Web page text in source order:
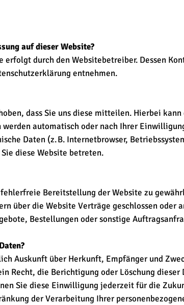
auf dieser Website?
durch den Websitebetreiber. Dessen
entnehmen.
dass Sie uns diese mitteilen. Hierbei
automatisch oder nach Ihrer
Daten (z. B. Internetbrowser,
diese Website betreten.
Bereitstellung der Website zu
über die Website Verträge geschlossen oder
Bestellungen oder sonstige
Auskunft über Herkunft, Empfänger und
Recht, die Berichtigung oder Löschung
Sie diese Einwilligung jederzeit für die
der Verarbeitung Ihrer